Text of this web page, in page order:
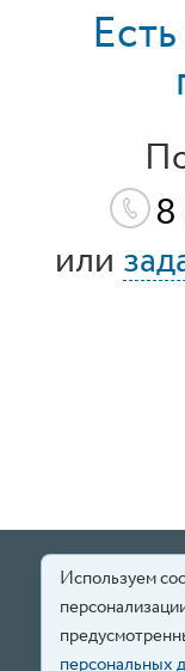
или
Используем
персональных